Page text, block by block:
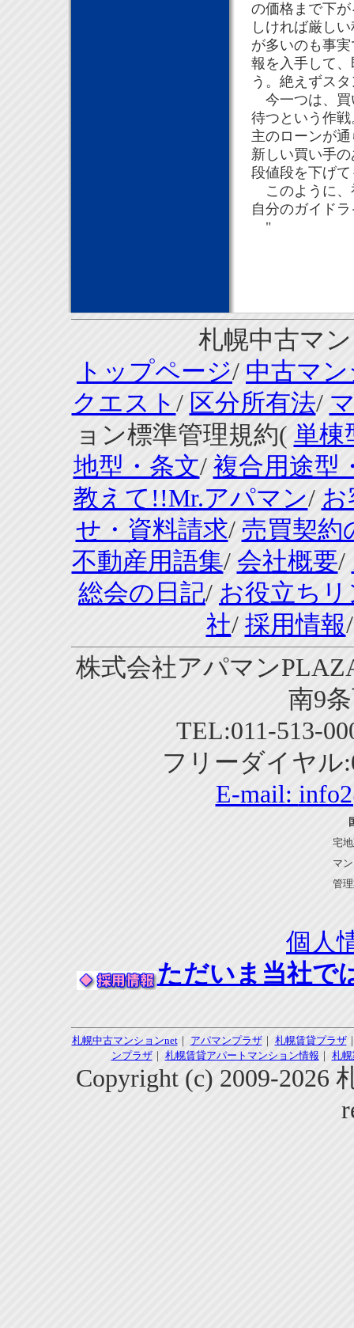
の価格まで下
しければ厳し
が多いのも事
報を入手して
う。絶えずス
今一つは、買
待つという作
主のローンが
新しい買い手
段値段を下げ
このように、
自分のガイド
"
札幌中古マ
トップページ/ 中古マ
クエスト / 区分所有法/
ョン標準管理規約( 単棟
地型・条文/ 複合用途型
教えて!!Mr.アパマン/ お
せ・資料請求/ 売買契約
不動産用語集/ 会社概要/
総会の日記/ お役立ち
社/ 採用情報
株式会社アパマン
南9
TEL:011-513-
フリーダイヤル
E-mail:
宅
マ
管
個人
ただいま当社で
札幌中古マンションnet｜ アパマンプラザ｜ 札幌賃貸プラザ
ンプラザ｜ 札幌賃貸アパートマンション情報 ｜ 札
Copyright (c) 2009-2026